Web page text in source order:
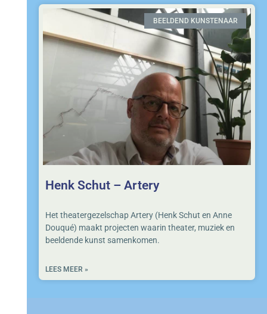
BEELDEND KUNSTENAAR
Henk Schut – Artery
Het theatergezelschap Artery (Henk Schut en Anne
Douqué) maakt projecten waarin theater, muziek en
beeldende kunst samenkomen.
LEES MEER »